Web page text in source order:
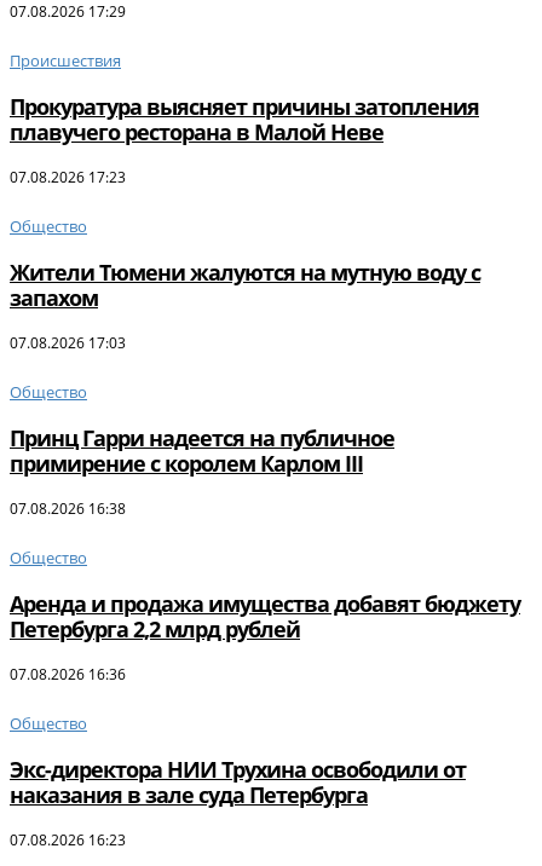
07.08.2026 17:29
Происшествия
Прокуратура выясняет причины затопления
плавучего ресторана в Малой Неве
07.08.2026 17:23
Общество
Жители Тюмени жалуются на мутную воду с
запахом
07.08.2026 17:03
Общество
Принц Гарри надеется на публичное
примирение с королем Карлом III
07.08.2026 16:38
Общество
Аренда и продажа имущества добавят бюджету
Петербурга 2,2 млрд рублей
07.08.2026 16:36
Общество
Экс-директора НИИ Трухина освободили от
наказания в зале суда Петербурга
07.08.2026 16:23